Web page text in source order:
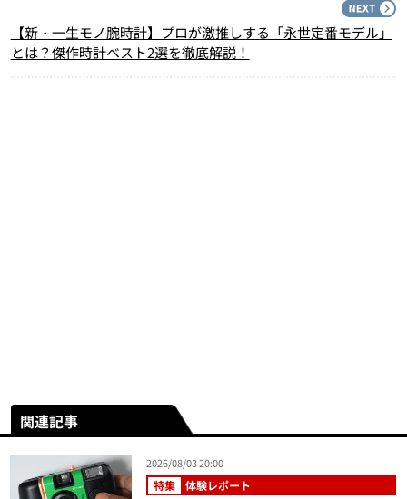
【新・一生モノ腕時計】プロが激推しする「永世定番モデル」
とは？傑作時計ベスト2選を徹底解説！
関連記事
2026/08/03 20:00
特集 体験レポート